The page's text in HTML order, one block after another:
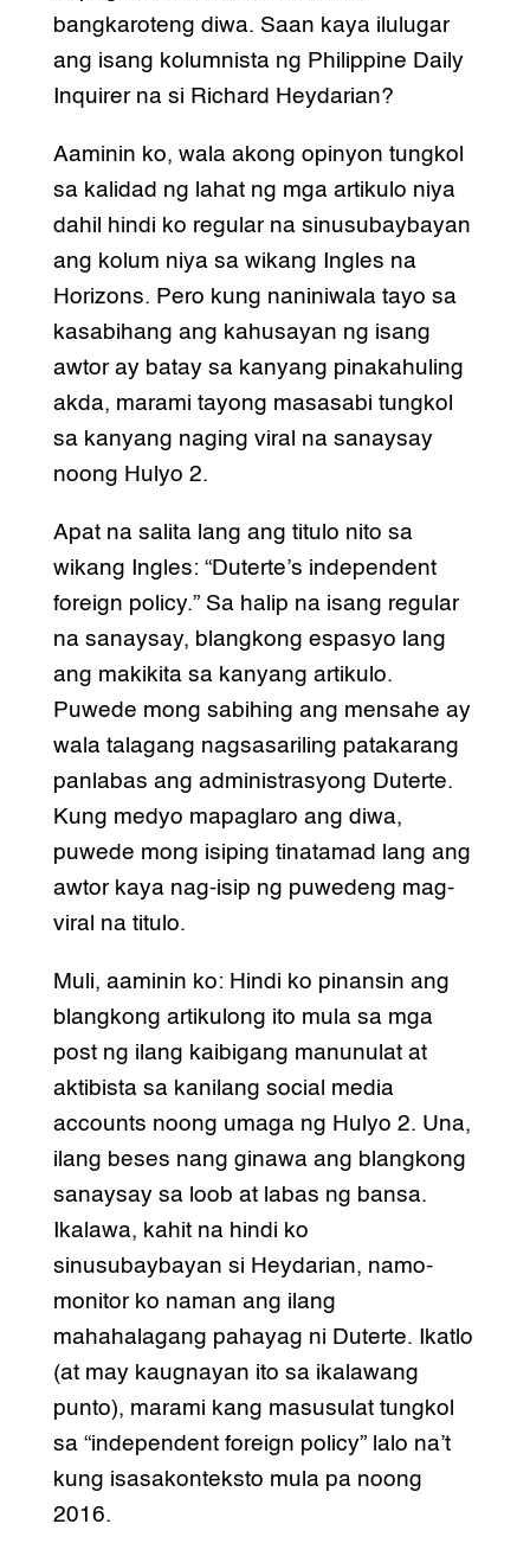
bangkaroteng diwa. Saan kaya ilulugar
ang isang kolumnista ng Philippine Daily
Inquirer na si Richard Heydarian?
Aaminin ko, wala akong opinyon tungkol
sa kalidad ng lahat ng mga artikulo niya
dahil hindi ko regular na sinusubaybayan
ang kolum niya sa wikang Ingles na
Horizons. Pero kung naniniwala tayo sa
kasabihang ang kahusayan ng isang
awtor ay batay sa kanyang pinakahuling
akda, marami tayong masasabi tungkol
sa kanyang naging viral na sanaysay
noong Hulyo 2.
Apat na salita lang ang titulo nito sa
wikang Ingles: “Duterte’s independent
foreign policy.” Sa halip na isang regular
na sanaysay, blangkong espasyo lang
ang makikita sa kanyang artikulo.
Puwede mong sabihing ang mensahe ay
wala talagang nagsasariling patakarang
panlabas ang administrasyong Duterte.
Kung medyo mapaglaro ang diwa,
puwede mong isiping tinatamad lang ang
awtor kaya nag-isip ng puwedeng mag-
viral na titulo.
Muli, aaminin ko: Hindi ko pinansin ang
blangkong artikulong ito mula sa mga
post ng ilang kaibigang manunulat at
aktibista sa kanilang social media
accounts noong umaga ng Hulyo 2. Una,
ilang beses nang ginawa ang blangkong
sanaysay sa loob at labas ng bansa.
Ikalawa, kahit na hindi ko
sinusubaybayan si Heydarian, namo-
monitor ko naman ang ilang
mahahalagang pahayag ni Duterte. Ikatlo
(at may kaugnayan ito sa ikalawang
punto), marami kang masusulat tungkol
sa “independent foreign policy” lalo na’t
kung isasakonteksto mula pa noong
2016.